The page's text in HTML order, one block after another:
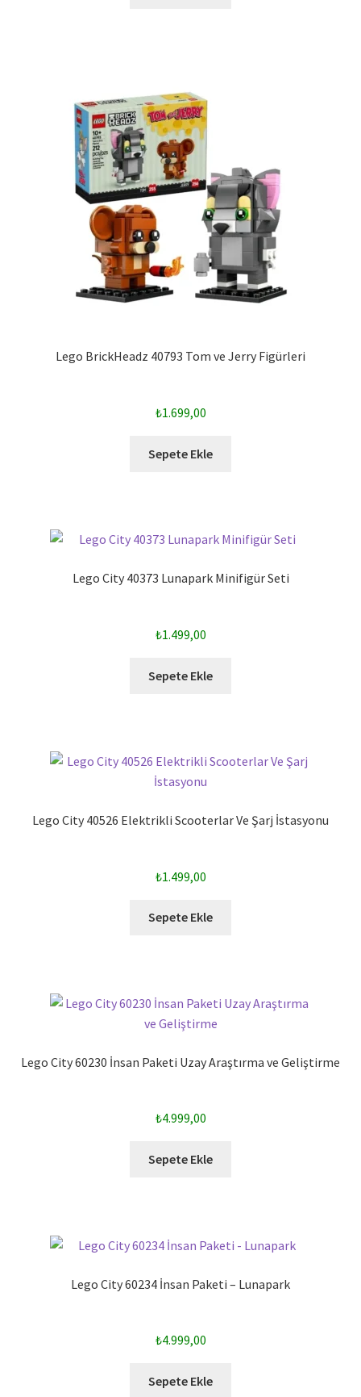
Lego BrickHeadz 40793 Tom ve Jerry Figürleri
₺1.699,00
Sepete Ekle
Lego City 40373 Lunapark Minifigür Seti
₺1.499,00
Sepete Ekle
Lego City 40526 Elektrikli Scooterlar Ve Şarj İstasyonu
₺1.499,00
Sepete Ekle
Lego City 60230 İnsan Paketi Uzay Araştırma ve Geliştirme
₺4.999,00
Sepete Ekle
Lego City 60234 İnsan Paketi – Lunapark
₺4.999,00
Sepete Ekle